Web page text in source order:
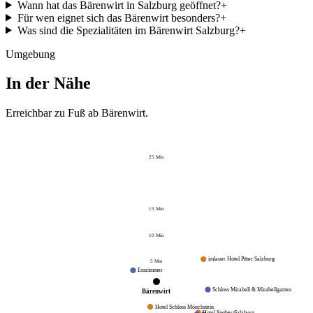
Wann hat das Bärenwirt in Salzburg geöffnet?+
Für wen eignet sich das Bärenwirt besonders?+
Was sind die Spezialitäten im Bärenwirt Salzburg?+
Umgebung
In der Nähe
Erreichbar zu Fuß ab Bärenwirt.
5Min
10Min
15Min
25Min
Bärenwirt
Hotel Schloss Mönchstein
Esszimmer
Schloss Mirabell & Mirabellgarten
imlauer Hotel Pitter Salzburg